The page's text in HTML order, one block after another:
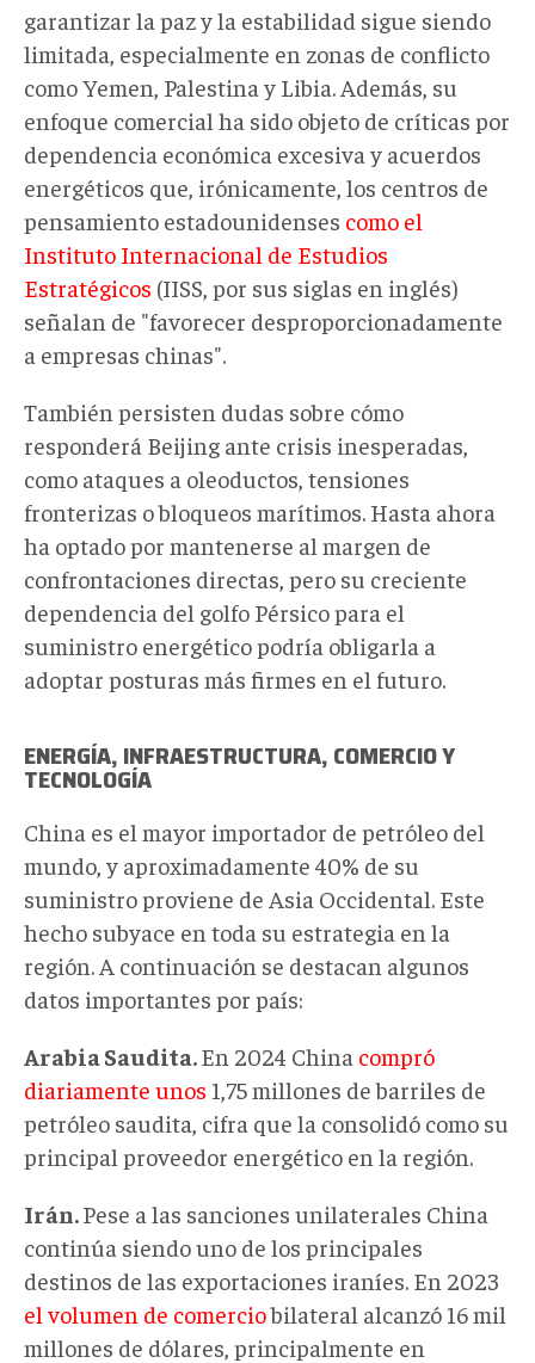
garantizar la paz y la estabilidad sigue siendo
limitada, especialmente en zonas de conflicto
como Yemen, Palestina y Libia. Además, su
enfoque comercial ha sido objeto de críticas por
dependencia económica excesiva y acuerdos
energéticos que, irónicamente, los centros de
pensamiento estadounidenses como el
Instituto Internacional de Estudios
Estratégicos (IISS, por sus siglas en inglés)
señalan de "favorecer desproporcionadamente
a empresas chinas".
También persisten dudas sobre cómo
responderá Beijing ante crisis inesperadas,
como ataques a oleoductos, tensiones
fronterizas o bloqueos marítimos. Hasta ahora
ha optado por mantenerse al margen de
confrontaciones directas, pero su creciente
dependencia del golfo Pérsico para el
suministro energético podría obligarla a
adoptar posturas más firmes en el futuro.
ENERGÍA, INFRAESTRUCTURA, COMERCIO Y
TECNOLOGÍA
China es el mayor importador de petróleo del
mundo, y aproximadamente 40% de su
suministro proviene de Asia Occidental. Este
hecho subyace en toda su estrategia en la
región. A continuación se destacan algunos
datos importantes por país:
Arabia Saudita.En 2024 China compró
diariamente unos 1,75 millones de barriles de
petróleo saudita, cifra que la consolidó como su
principal proveedor energético en la región.
Irán.Pese a las sanciones unilaterales China
continúa siendo uno de los principales
destinos de las exportaciones iraníes. En 2023
el volumen de comerciobilateral alcanzó 16 mil
millones de dólares, principalmente en